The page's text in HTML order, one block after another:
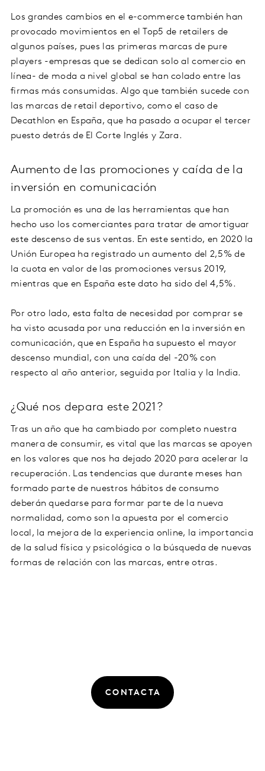
Los grandes cambios en el e-commerce también han
provocado movimientos en el Top5 de retailers de
algunos países, pues las primeras marcas de pure
players -empresas que se dedican solo al comercio en
línea- de moda a nivel global se han colado entre las
firmas más consumidas. Algo que también sucede con
las marcas de retail deportivo, como el caso de
Decathlon en España, que ha pasado a ocupar el tercer
puesto detrás de El Corte Inglés y Zara.
Aumento de las promociones y caída de la
inversión en comunicación
La promoción es una de las herramientas que han
hecho uso los comerciantes para tratar de amortiguar
este descenso de sus ventas. En este sentido, en 2020 la
Unión Europea ha registrado un aumento del 2,5% de
la cuota en valor de las promociones versus 2019,
mientras que en España este dato ha sido del 4,5%.
Por otro lado, esta falta de necesidad por comprar se
ha visto acusada por una reducción en la inversión en
comunicación, que en España ha supuesto el mayor
descenso mundial, con una caída del -20% con
respecto al año anterior, seguida por Italia y la India.
¿Qué nos depara este 2021?
Tras un año que ha cambiado por completo nuestra
manera de consumir, es vital que las marcas se apoyen
en los valores que nos ha dejado 2020 para acelerar la
recuperación. Las tendencias que durante meses han
formado parte de nuestros hábitos de consumo
deberán quedarse para formar parte de la nueva
normalidad, como son la apuesta por el comercio
local, la mejora de la experiencia online, la importancia
de la salud física y psicológica o la búsqueda de nuevas
formas de relación con las marcas, entre otras.
CONTACTA